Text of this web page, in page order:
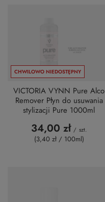
CHWILOWO NIEDOSTĘPNY
VICTORIA VYNN Pure Alco
Remover Płyn do usuwania
stylizacji Pure 1000ml
34,00 zł / szt.
(3,40 zł / 100ml)